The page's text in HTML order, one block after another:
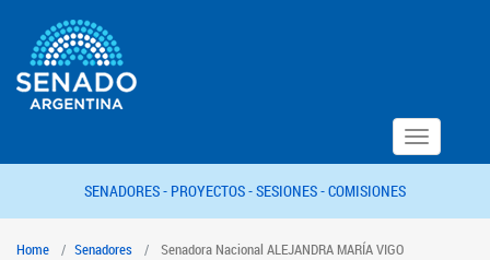
Toggle
navigation
SENADORES - PROYECTOS -SESIONES -COMISIONES
Home Senadores Senadora Nacional ALEJANDRA MARÍA VIGO